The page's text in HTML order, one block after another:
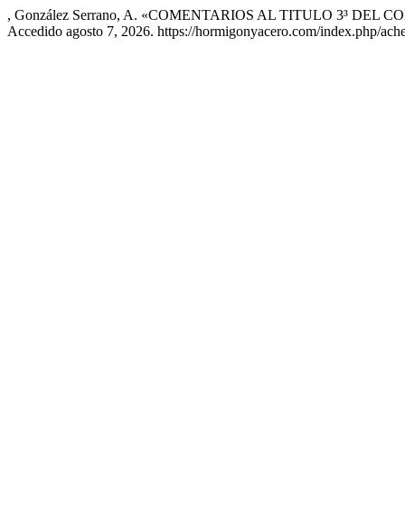
, González Serrano, A. «COMENTARIOS AL TITULO 3³ DEL
Accedido agosto 7, 2026. https://hormigonyacero.com/index.php/